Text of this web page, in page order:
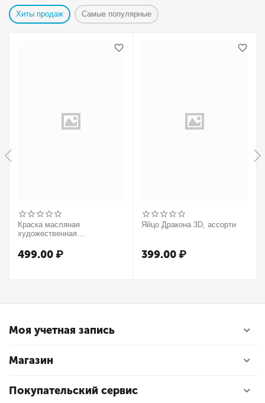
Хиты продаж Самые популярные
Краска масляная
художественная
37мл, туба, оранжевый
499.00₽
Яйцо Дракона 3D, ассорти
399.00₽
Моя учетная запись
Магазин
Покупательский сервис